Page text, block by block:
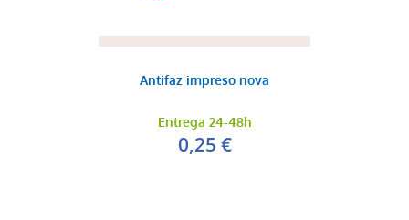
Antifaz impreso nova
Entrega 24-48h
0,25 €